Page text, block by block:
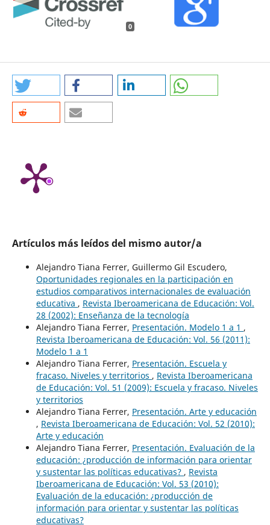
0
Artículos más leídos del mismo autor/a
Alejandro Tiana Ferrer, Guillermo Gil Escudero,
Oportunidades regionales en la participación en
estudios comparativos internacionales de evaluación
educativa , Revista Iberoamericana de Educación: Vol.
28 (2002): Enseñanza de la tecnología
Alejandro Tiana Ferrer, Presentación. Modelo 1 a 1 ,
Revista Iberoamericana de Educación: Vol. 56 (2011):
Modelo 1 a 1
Alejandro Tiana Ferrer, Presentación. Escuela y
fracaso. Niveles y territorios , Revista Iberoamericana
de Educación: Vol. 51 (2009): Escuela y fracaso. Niveles
y territorios
Alejandro Tiana Ferrer, Presentación. Arte y educación
, Revista Iberoamericana de Educación: Vol. 52 (2010):
Arte y educación
Alejandro Tiana Ferrer, Presentación. Evaluación de la
educación: ¿producción de información para orientar
y sustentar las políticas educativas? , Revista
Iberoamericana de Educación: Vol. 53 (2010):
Evaluación de la educación: ¿producción de
información para orientar y sustentar las políticas
educativas?